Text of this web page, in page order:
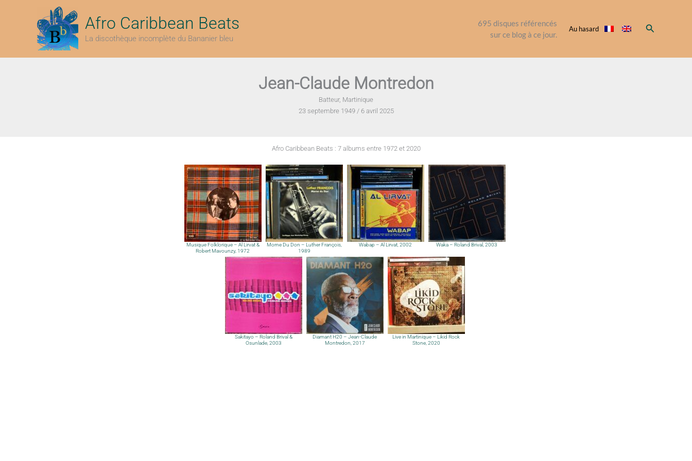
Afro Caribbean Beats
La discothèque incomplète du Bananier bleu
695 disques référencés
sur ce blog à ce jour.
Au hasard Rechercher
Jean-Claude Montredon
Batteur, Martinique
23 septembre 1949 / 6 avril 2025
Afro Caribbean Beats : 7 albums entre 1972 et 2020
Musique Folklorique – Al Lirvat &
Robert Mavounzy, 1972
Morne Du Don – Luther François,
1989
Wabap – Al Lirvat, 2002 Waka – Roland Brival, 2003
Sakitayo – Roland Brival &
Osunlade, 2003
Diamant H20 – Jean-Claude
Montredon, 2017
Live in Martinique – Likid Rock
Stone, 2020